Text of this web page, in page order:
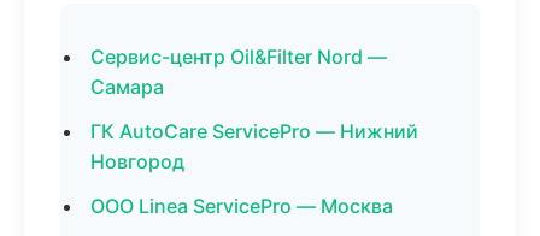
Сервис-центр Oil&Filter Nord —
Самара
ГК AutoCare ServicePro — Нижний
Новгород
ООО Linea ServicePro — Москва